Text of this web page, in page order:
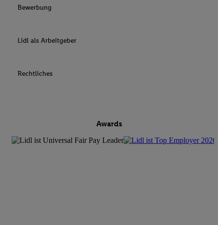
Bewerbung
Lidl als Arbeitgeber
Rechtliches
Awards